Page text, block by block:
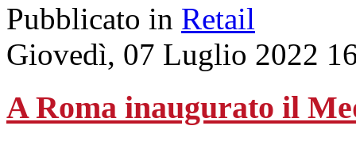
Pubblicato in Retail
Giovedì, 07 Luglio 2022
A Roma inaugurato il